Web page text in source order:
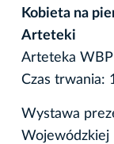
Kobieta na
Arteteki
Arteteka
Czas trwania:
Wystawa
Wojewódzkiej